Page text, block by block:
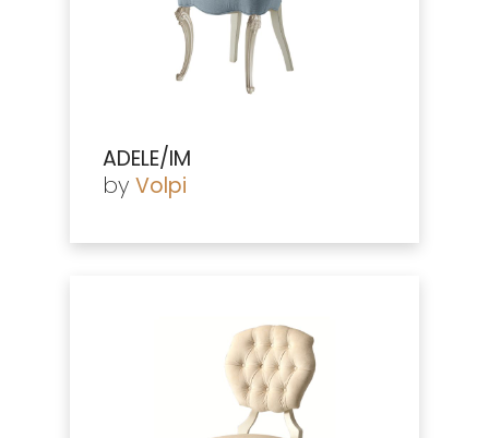
ADELE/IM
by Volpi